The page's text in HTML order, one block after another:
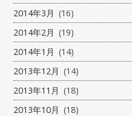
2014年3月 (16)
2014年2月 (19)
2014年1月 (14)
2013年12月 (14)
2013年11月 (18)
2013年10月 (18)